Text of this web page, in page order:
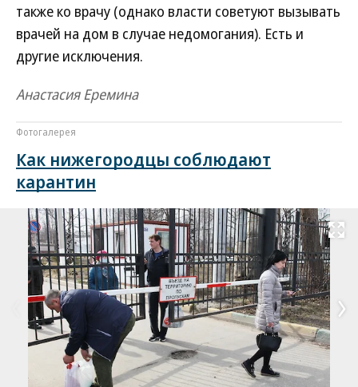
также ко врачу (однако власти советуют вызывать
врачей на дом в случае недомогания). Есть и
другие исключения.
Анастасия Еремина
Фотогалерея
Как нижегородцы соблюдают
карантин
Развернуть